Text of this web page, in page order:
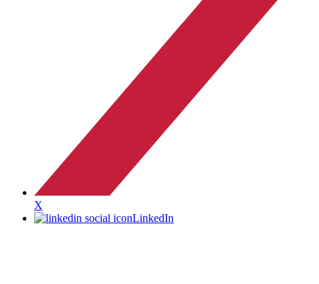
X
LinkedIn